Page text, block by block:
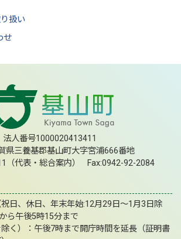
扱い
せ
法人番号1000020413411
県三養基郡基山町大字宮浦666番地
（代表・総合案内） Fax:0942-92-2084
日、休日、年末年始:12月29日～1月3日除
ら午後5時15分まで
く）：午後7時まで開庁時間を延長（証明書